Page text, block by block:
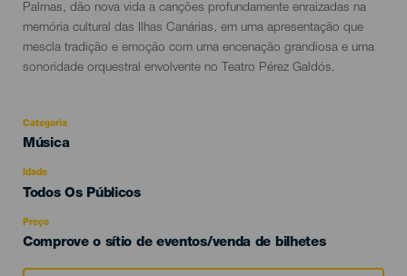
Palmas, dão nova vida a canções profundamente enraizadas na
memória cultural das Ilhas Canárias, em uma apresentação que
mescla tradição e emoção com uma encenação grandiosa e uma
sonoridade orquestral envolvente no Teatro Pérez Galdós.
Categoria
Categoría
evento
Música
Idade
Edad
Todos Os Públicos
Preço
Comprove o sítio de eventos/venda de bilhetes